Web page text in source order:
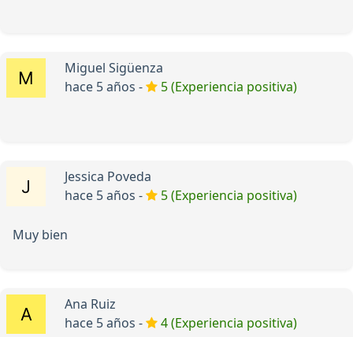
Miguel Sigüenza
hace 5 años -
5 (Experiencia positiva)
Jessica Poveda
hace 5 años -
5 (Experiencia positiva)
Muy bien
Ana Ruiz
hace 5 años -
4 (Experiencia positiva)